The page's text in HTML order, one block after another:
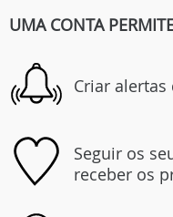
UMA CONTA
Criar alertas
Seguir os
receber os